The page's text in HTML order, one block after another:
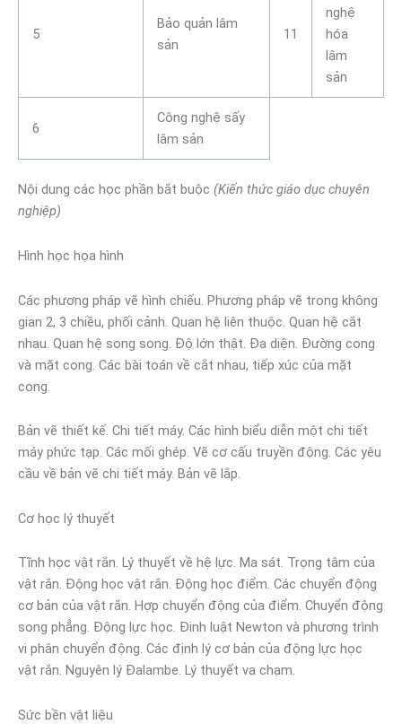
5
Bảo quản lâm
sản
11
nghệ
hóa
lâm
sản
6
Công nghệ sấy
lâm sản
Nội dung các học phần bắt buộc (Kiến thức giáo dục chuyên
nghiệp)
Hình học họa hình
Các phương pháp vẽ hình chiếu. Phương pháp vẽ trong không
gian 2, 3 chiều, phối cảnh. Quan hệ liên thuộc. Quan hệ cắt
nhau. Quan hệ song song. Độ lớn thật. Đa diện. Đường cong
và mặt cong. Các bài toán về cắt nhau, tiếp xúc của mặt
cong.
Bản vẽ thiết kế. Chi tiết máy. Các hình biểu diễn một chi tiết
máy phức tạp. Các mối ghép. Vẽ cơ cấu truyền động. Các yêu
cầu về bản vẽ chi tiết máy. Bản vẽ lắp.
Cơ học lý thuyết
Tĩnh học vật rắn. Lý thuyết về hệ lực. Ma sát. Trọng tâm của
vật rắn. Động học vật rắn. Động học điểm. Các chuyển động
cơ bản của vật rắn. Hợp chuyển động của điểm. Chuyển động
song phẳng. Động lực học. Đinh luật Newton và phương trình
vi phân chuyển động. Các định lý cơ bản của động lực học
vật rắn. Nguyên lý Đalambe. Lý thuyết va chạm.
Sức bền vật liệu